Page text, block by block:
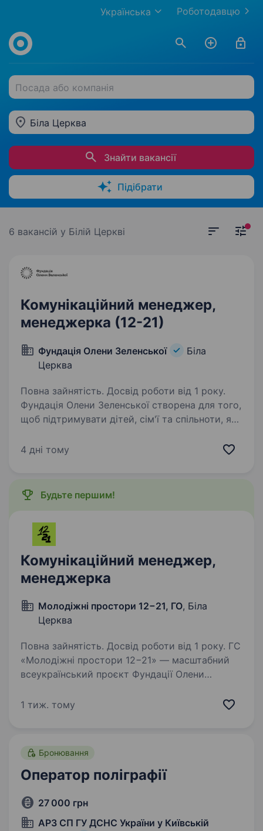
Роботодавцю
Українська
Посада або компанія
Біла Церква
Знайти вакансії
Підібрати
6 вакансій у Білій Церкві
Комунікаційний менеджер,
менеджерка (12-21)
Фундація Олени Зеленської
Біла
Церква
Повна зайнятість. Досвід роботи від 1 року.
Фундація Олени Зеленської створена для того,
щоб підтримувати дітей, сім'ї та спільноти, які
соціально значущі проєкти разом із
4 дні тому
Будьте першим!
Комунікаційний менеджер,
менеджерка
Молодіжні простори 12−21, ГО, Біла
Церква
Повна зайнятість. Досвід роботи від 1 року. ГС
«Молодіжні простори 12−21» — масштабний
всеукраїнський проєкт Фундації Олени
підлітків та молоді в Україні Ми створюємо
1 тиж. тому
Бронювання
Оператор поліграфії
27 000 грн
АРЗ СП ГУ ДСНС України у Київській